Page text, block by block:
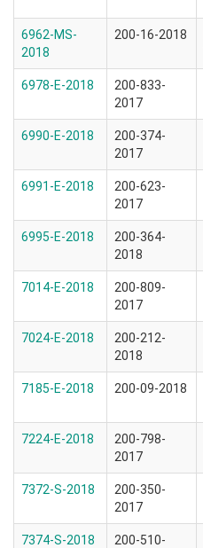
6962-MS-
2018
200-16-2018
6978-E-2018
200-833-
2017
6990-E-2018
200-374-
2017
6991-E-2018
200-623-
2017
6995-E-2018
200-364-
2018
7014-E-2018
200-809-
2017
7024-E-2018
200-212-
2018
7185-E-2018 200-09-2018
7224-E-2018
200-798-
2017
7372-S-2018
200-350-
2017
7374-S-2018
200-510-